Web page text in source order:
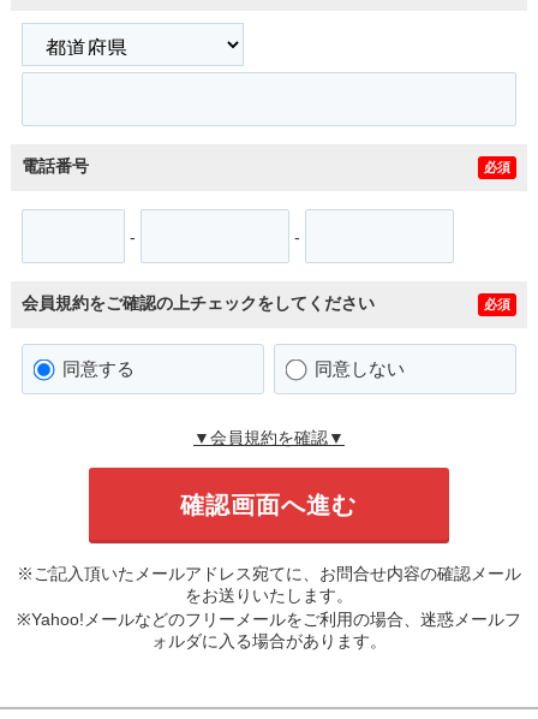
電話番号 必須
- -
会員規約をご確認の上チェックをしてください 必須
同意する 同意しない
▼会員規約を確認▼
※ご記入頂いたメールアドレス宛てに、お問合せ内容の確認メール
をお送りいたします。
※Yahoo!メールなどのフリーメールをご利用の場合、迷惑メールフ
ォルダに入る場合があります。